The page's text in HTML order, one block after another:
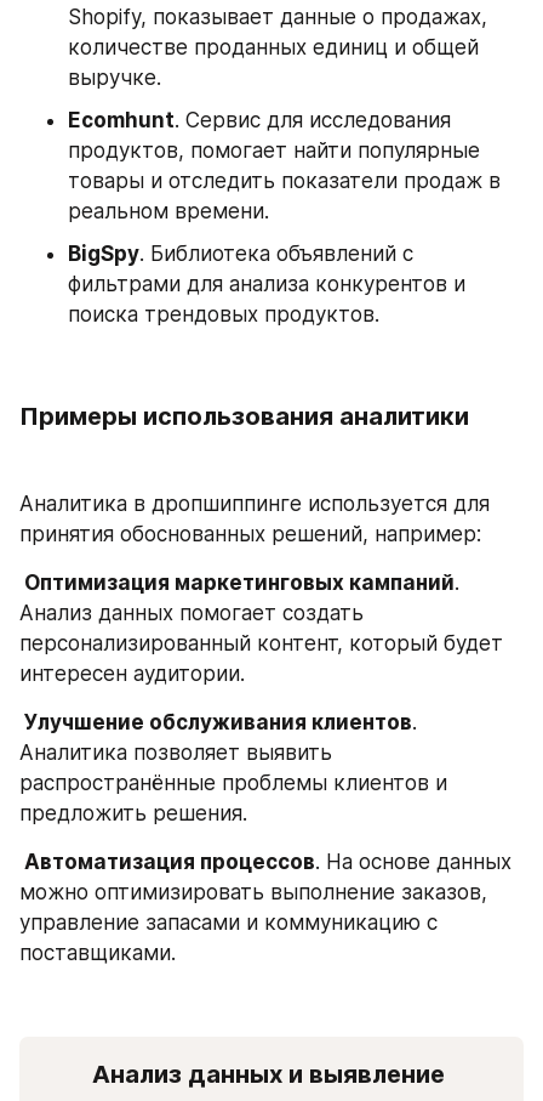
Shopify, показывает данные о продажах,
количестве проданных единиц и общей
выручке.
Ecomhunt. Сервис для исследования
продуктов, помогает найти популярные
товары и отследить показатели продаж в
реальном времени.
BigSpy. Библиотека объявлений с
фильтрами для анализа конкурентов и
поиска трендовых продуктов.
Примеры использования аналитики
Аналитика в дропшиппинге используется для
принятия обоснованных решений, например:
Оптимизация маркетинговых кампаний.
Анализ данных помогает создать
персонализированный контент, который будет
интересен аудитории.
Улучшение обслуживания клиентов.
Аналитика позволяет выявить
распространённые проблемы клиентов и
предложить решения.
Автоматизация процессов. На основе данных
можно оптимизировать выполнение заказов,
управление запасами и коммуникацию с
поставщиками.
Анализ данных и выявление